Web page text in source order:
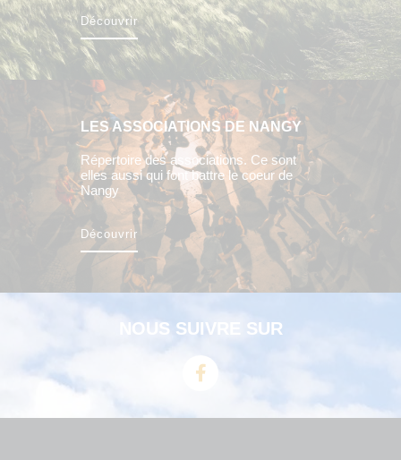
Découvrir
LES ASSOCIATIONS DE NANGY
Répertoire des associations. Ce sont
elles aussi qui font battre le coeur de
Nangy
Découvrir
NOUS SUIVRE SUR